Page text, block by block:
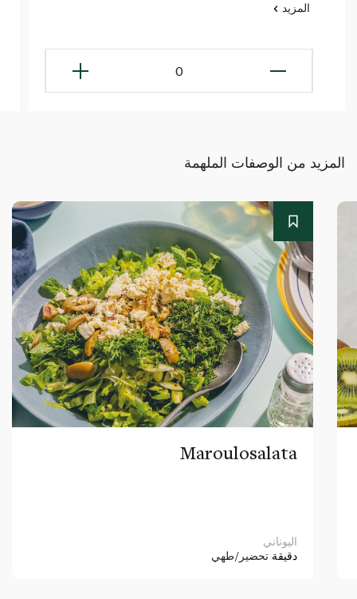
المزيد
0
المزيد من الوصفات الملهمة
Maroulosalata
اليوناني
دقيقة تحضير/طهي